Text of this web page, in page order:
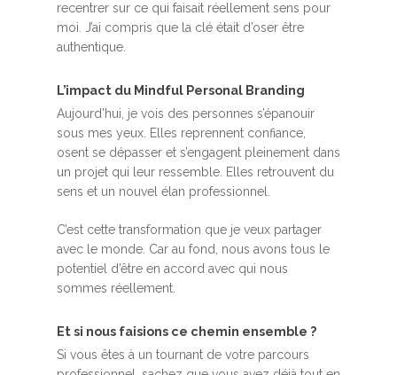
recentrer sur ce qui faisait réellement sens pour
moi. J’ai compris que la clé était d’oser être
authentique.
L’impact du Mindful Personal Branding
Aujourd’hui, je vois des personnes s’épanouir
sous mes yeux. Elles reprennent confiance,
osent se dépasser et s’engagent pleinement dans
un projet qui leur ressemble. Elles retrouvent du
sens et un nouvel élan professionnel.
C’est cette transformation que je veux partager
avec le monde. Car au fond, nous avons tous le
potentiel d’être en accord avec qui nous
sommes réellement.
Et si nous faisions ce chemin ensemble ?
Si vous êtes à un tournant de votre parcours